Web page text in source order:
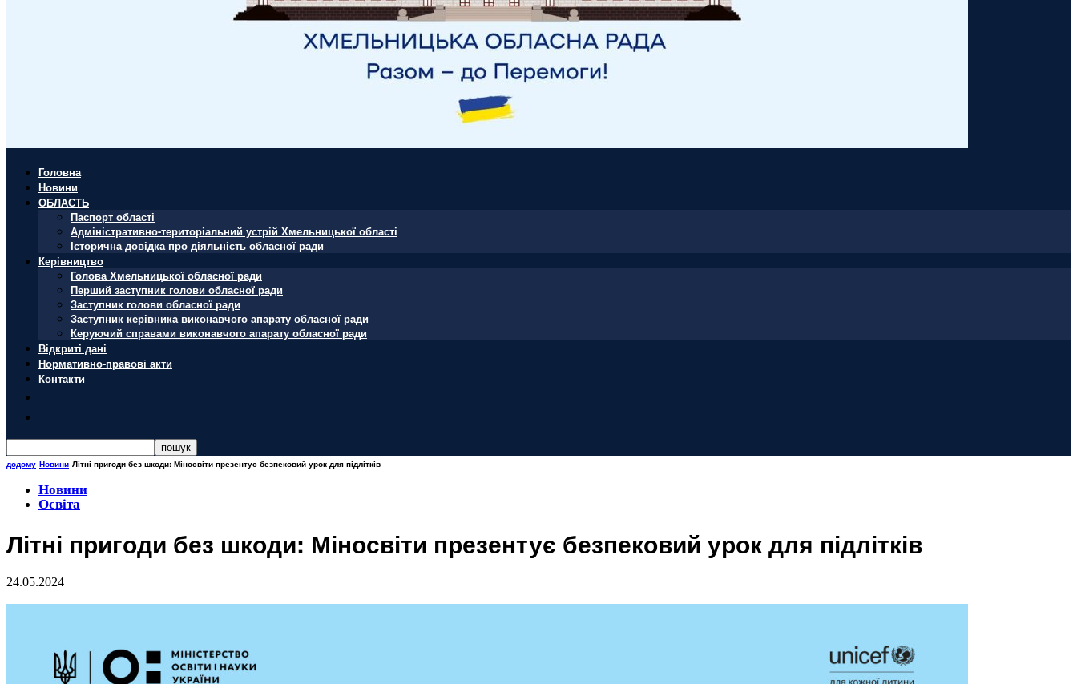
Головна
Новини
ОБЛАСТЬ
Паспорт області
Адміністративно-територіальний устрій Хмельницької області
Історична довідка про діяльність обласної ради
Керівництво
Голова Хмельницької обласної ради
Перший заступник голови обласної ради
Заступник голови обласної ради
Заступник керівника виконавчого апарату обласної ради
Керуючий справами виконавчого апарату обласної ради
Відкриті дані
Нормативно-правові акти
Контакти
додому Новини Літні пригоди без шкоди: Міносвіти презентує безпековий урок для підлітків
Новини
Освіта
Літні пригоди без шкоди: Міносвіти презентує безпековий урок для підлітків
24.05.2024